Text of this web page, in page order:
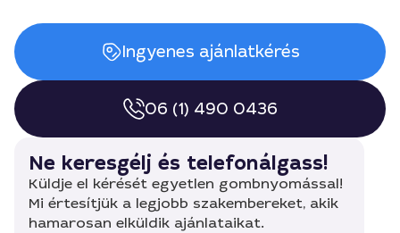
Ingyenes ajánlatkérés
06 (1) 490 0436
Ne keresgélj és telefonálgass!
Küldje el kérését egyetlen gombnyomással!
Mi értesítjük a legjobb szakembereket, akik
hamarosan elküldik ajánlataikat.